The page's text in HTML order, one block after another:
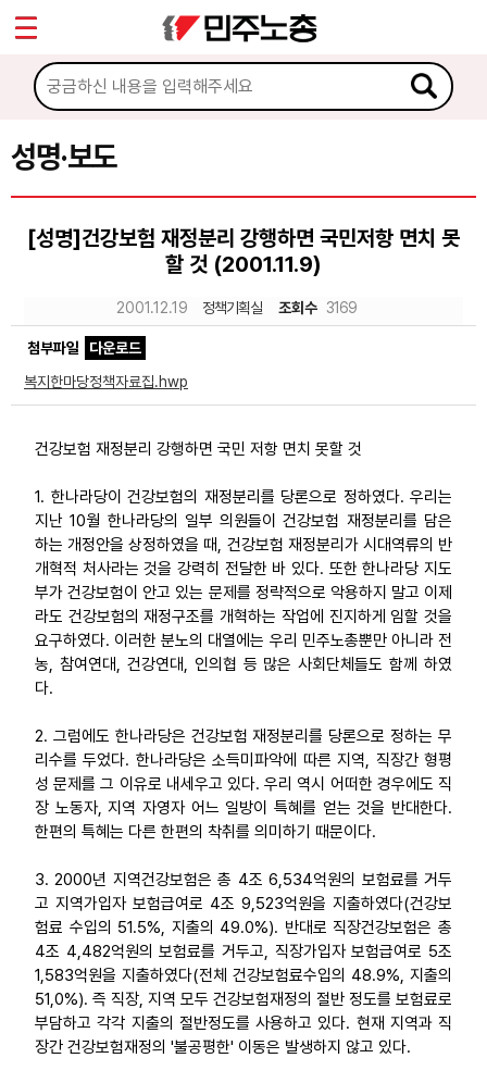
성명·보도
[성명]건강보험 재정분리 강행하면 국민저항 면치 못
할 것 (2001.11.9)
2001.12.19 정책기획실 조회수 3169
첨부파일
다운로드
복지한마당정책자료집.hwp
건강보험 재정분리 강행하면 국민 저항 면치 못할 것
1. 한나라당이 건강보험의 재정분리를 당론으로 정하였다. 우리는
지난 10월 한나라당의 일부 의원들이 건강보험 재정분리를 담은
하는 개정안을 상정하였을 때, 건강보험 재정분리가 시대역류의 반
개혁적 처사라는 것을 강력히 전달한 바 있다. 또한 한나라당 지도
부가 건강보험이 안고 있는 문제를 정략적으로 악용하지 말고 이제
라도 건강보험의 재정구조를 개혁하는 작업에 진지하게 임할 것을
요구하였다. 이러한 분노의 대열에는 우리 민주노총뿐만 아니라 전
농, 참여연대, 건강연대, 인의협 등 많은 사회단체들도 함께 하였
다.
2. 그럼에도 한나라당은 건강보험 재정분리를 당론으로 정하는 무
리수를 두었다. 한나라당은 소득미파악에 따른 지역, 직장간 형평
성 문제를 그 이유로 내세우고 있다. 우리 역시 어떠한 경우에도 직
장 노동자, 지역 자영자 어느 일방이 특혜를 얻는 것을 반대한다.
한편의 특혜는 다른 한편의 착취를 의미하기 때문이다.
3. 2000년 지역건강보험은 총 4조 6,534억원의 보험료를 거두
고 지역가입자 보험급여로 4조 9,523억원을 지출하였다(건강보
험료 수입의 51.5%, 지출의 49.0%). 반대로 직장건강보험은 총
4조 4,482억원의 보험료를 거두고, 직장가입자 보험급여로 5조
1,583억원을 지출하였다(전체 건강보험료수입의 48.9%, 지출의
51,0%). 즉 직장, 지역 모두 건강보험재정의 절반 정도를 보험료로
부담하고 각각 지출의 절반정도를 사용하고 있다. 현재 지역과 직
장간 건강보험재정의 '불공평한' 이동은 발생하지 않고 있다.
마이페이지
소개
소식
공지사항
성명·보도
노동상담
자료
업무
Sketchbook5, 스케치북5
Sketchbook5, 스케치북5